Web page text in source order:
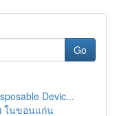
Go
Devic...
ในขอนแก่น